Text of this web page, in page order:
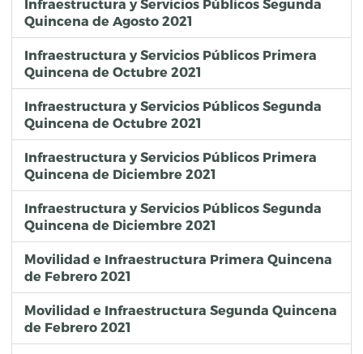
Infraestructura y Servicios Públicos Segunda
Quincena de Agosto 2021
Infraestructura y Servicios Públicos Primera
Quincena de Octubre 2021
Infraestructura y Servicios Públicos Segunda
Quincena de Octubre 2021
Infraestructura y Servicios Públicos Primera
Quincena de Diciembre 2021
Infraestructura y Servicios Públicos Segunda
Quincena de Diciembre 2021
Movilidad e Infraestructura Primera Quincena
de Febrero 2021
Movilidad e Infraestructura Segunda Quincena
de Febrero 2021